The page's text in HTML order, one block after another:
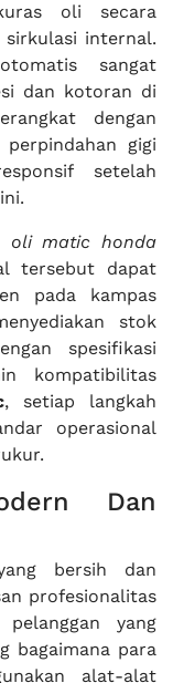
oli secara
sirkulasi internal.
sangat
dan kotoran di
dengan
gigi
setelah
oli matic honda
tersebut dapat
pada kampas
stok
spesifikasi
kompatibilitas
, setiap langkah
operasional
Dan
bersih dan
profesionalitas
yang
bagaimana para
alat-alat